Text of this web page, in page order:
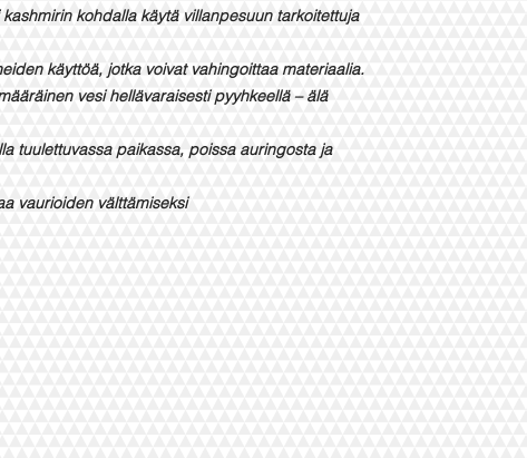
kohdalla käytä villanpesuun tarkoitettuja
käyttöä, jotka voivat vahingoittaa materiaalia.
vesi hellävaraisesti pyyhkeellä – älä
tuulettuvassa paikassa, poissa auringosta ja
vaurioiden välttämiseksi